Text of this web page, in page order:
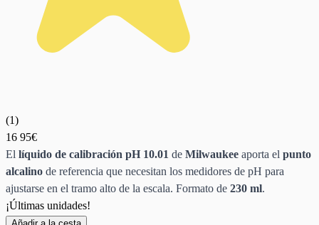
(1)
16 95€
El líquido de calibración pH 10.01 de Milwaukee aporta el punto
alcalino de referencia que necesitan los medidores de pH para
ajustarse en el tramo alto de la escala. Formato de 230 ml.
¡Últimas unidades!